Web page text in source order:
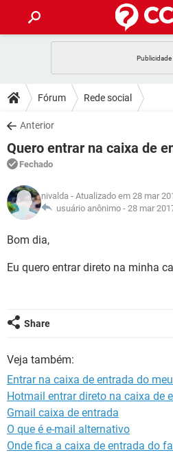
CELULAR
OUTLOOK
INSTAGRAM
GUIA DE COMPRAS
DICAS
JOGOS
OUTLOOK
INSTAGRAM
GUIA DE COMPRAS
DOWNLOADS
JOGOS
CELULAR
OUTLOOK
INSTAGRAM
GUIA DE COMPRAS
FÓRUM
JOGOS
CELULAR
GLOSSÁRIO
JOGOS
CELULAR
OUTLOOK
Fórum Rede social
Anterior
Quero entrar na caixa de
Fechado
nivalda - Atualizado em 28 mar
usuário anônimo - 28 mar
Bom dia,
Eu quero entrar direto na minha
Share
Veja também:
Entrar na caixa de entrada do
Hotmail entrar direto na caixa de
Gmail caixa de entrada
O que é e-mail alternativo
Onde fica a caixa de entrada do